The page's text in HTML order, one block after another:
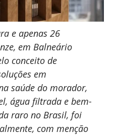
e apenas 26
em Balneário
conceito de
em
saúde do morador,
água filtrada e bem-
raro no Brasil, foi
com menção